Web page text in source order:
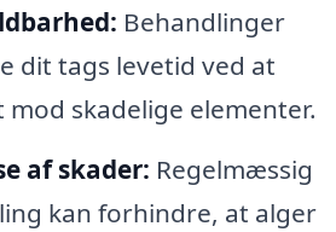
Behandlinger
dit tags levetid ved at
skadelige elementer.
af skader: Regelmæssig
kan forhindre, at alger